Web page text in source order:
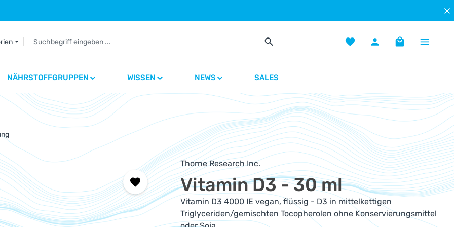
Du hast 0 Produkte auf dem
Warenkorb
NÄHRSTOFFGRUPPEN WISSEN NEWS SALES
Thorne Research Inc.
Vitamin D3 - 30 ml
Vitamin D3 4000 IE vegan, flüssig - D3 in mittelkettigen
Triglyceriden/gemischten Tocopherolen ohne Konservierungsmittel